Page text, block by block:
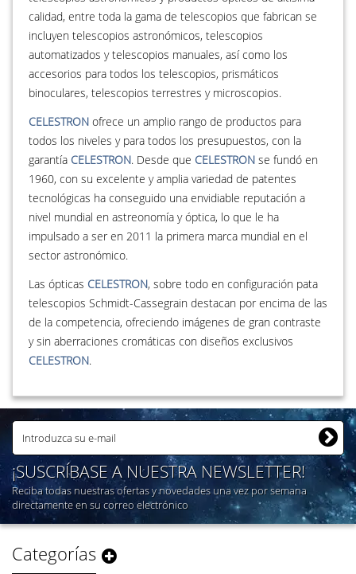
calidad, entre toda la gama de telescopios que fabrican se
incluyen telescopios astronómicos, telescopios
automatizados y telescopios manuales, así como los
accesorios para todos los telescopios, prismáticos
binoculares, telescopios terrestres y microscopios.
CELESTRON ofrece un amplio rango de productos para
todos los niveles y para todos los presupuestos, con la
garantía CELESTRON. Desde que CELESTRON se fundó en
1960, con su excelente y amplia variedad de patentes
tecnológicas ha conseguido una envidiable reputación a
nivel mundial en astreonomía y óptica, lo que le ha
impulsado a ser en 2011 la primera marca mundial en el
sector astronómico.
Las ópticas CELESTRON, sobre todo en configuración pata
telescopios Schmidt-Cassegrain destacan por encima de las
de la competencia, ofreciendo imágenes de gran contraste
y sin aberraciones cromáticas con diseños exclusivos
CELESTRON.
¡SUSCRÍBASE A NUESTRA NEWSLETTER!
Reciba todas nuestras ofertas y novedades una vez por semana
directamente en su correo electrónico
Categorías